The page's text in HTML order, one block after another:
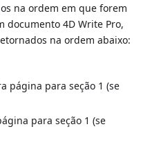
na ordem em que forem
documento 4D Write Pro,
na ordem abaixo:
página para seção 1 (se
para seção 1 (se